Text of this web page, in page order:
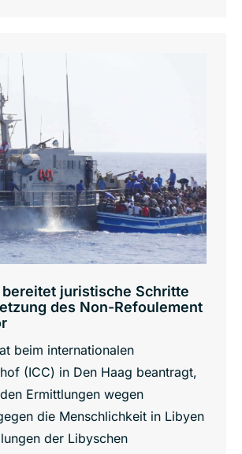
bereitet juristische Schritte
des Non-Refoulement
beim internationalen
(ICC) in Den Haag beantragt,
Ermittlungen wegen
die Menschlichkeit in Libyen
der Libyschen